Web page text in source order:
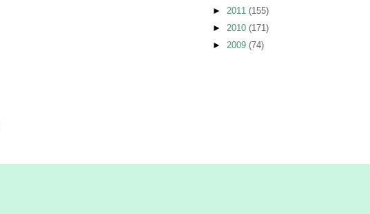
► 2011 (155)
► 2010 (171)
► 2009 (74)